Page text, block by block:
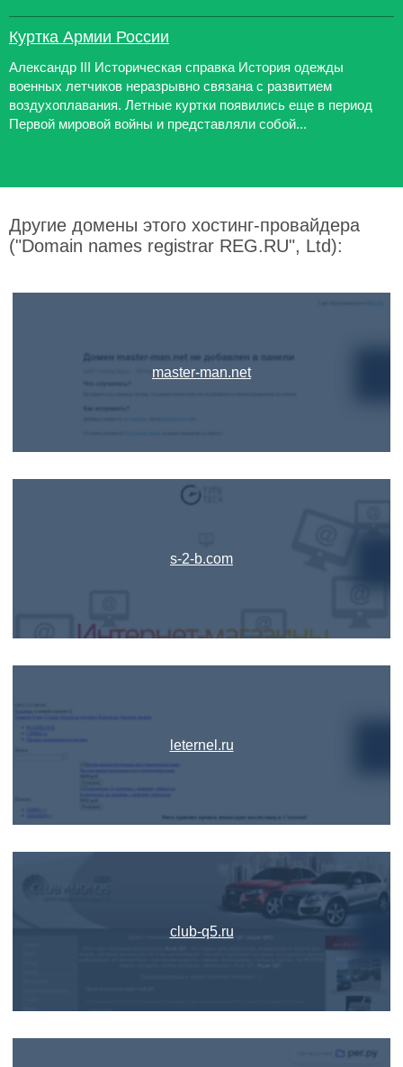
Куртка Армии России
Александр III Историческая справка История одежды
военных летчиков неразрывно связана с развитием
воздухоплавания. Летные куртки появились еще в период
Первой мировой войны и представляли собой...
Другие домены этого хостинг-провайдера
("Domain names registrar REG.RU", Ltd):
master-man.net
s-2-b.com
leternel.ru
club-q5.ru